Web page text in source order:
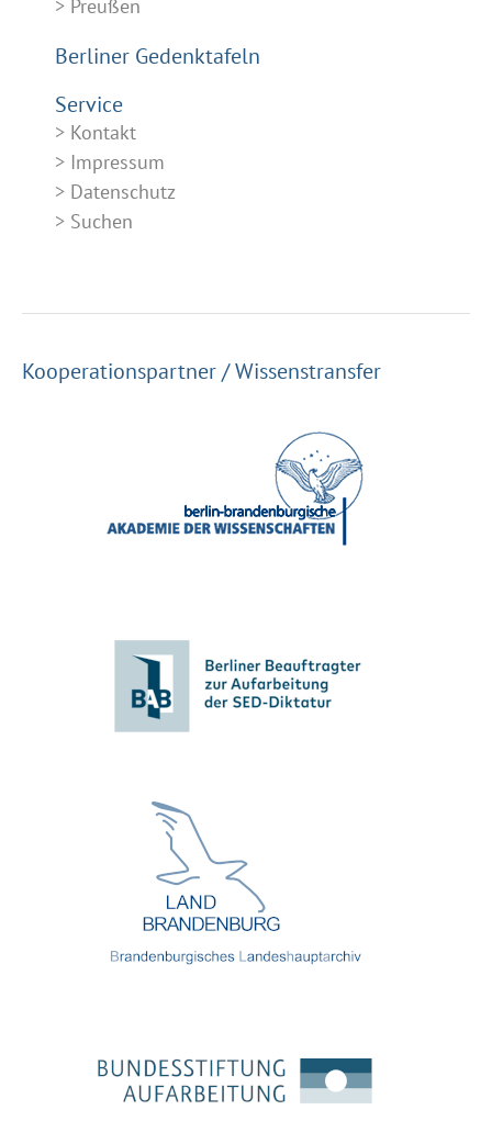
Preußen
Berliner Gedenktafeln
Service
Kontakt
Impressum
Datenschutz
Suchen
Kooperationspartner / Wissenstransfer